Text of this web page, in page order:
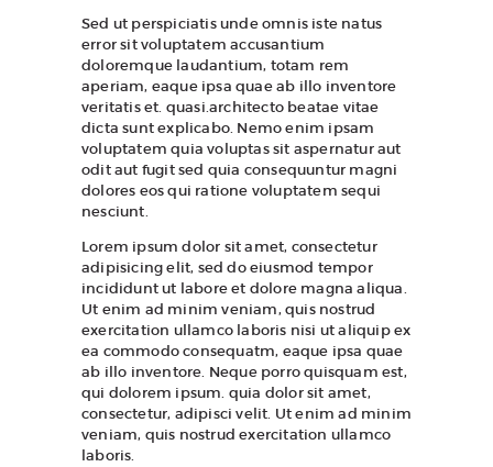
Sed ut perspiciatis unde omnis iste natus
error sit voluptatem accusantium
doloremque laudantium, totam rem
aperiam, eaque ipsa quae ab illo inventore
veritatis et. quasi.architecto beatae vitae
dicta sunt explicabo. Nemo enim ipsam
voluptatem quia voluptas sit aspernatur aut
odit aut fugit sed quia consequuntur magni
dolores eos qui ratione voluptatem sequi
nesciunt.
Lorem ipsum dolor sit amet, consectetur
adipisicing elit, sed do eiusmod tempor
incididunt ut labore et dolore magna aliqua.
Ut enim ad minim veniam, quis nostrud
exercitation ullamco laboris nisi ut aliquip ex
ea commodo consequatm, eaque ipsa quae
ab illo inventore. Neque porro quisquam est,
qui dolorem ipsum. quia dolor sit amet,
consectetur, adipisci velit. Ut enim ad minim
veniam, quis nostrud exercitation ullamco
laboris.